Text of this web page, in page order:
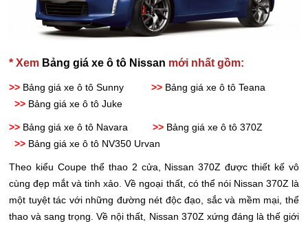
* Xem Bảng giá xe ô tô Nissan mới nhất gồm:
>> Bảng giá xe ô tô Sunny>> Bảng giá xe ô tô Teana
>> Bảng giá xe ô tô Juke
>> Bảng giá xe ô tô Navara>> Bảng giá xe ô tô 370Z
>> Bảng giá xe ô tô NV350 Urvan
Theo kiểu Coupe thể thao 2 cửa, Nissan 370Z được thiết kế vô
cùng đẹp mắt và tinh xảo. Về ngoại thất, có thể nói Nissan 370Z là
một tuyệt tác với những đường nét độc đạo, sắc và mềm mại, thể
thao và sang trọng. Về nội thất, Nissan 370Z xứng đáng là thế giới